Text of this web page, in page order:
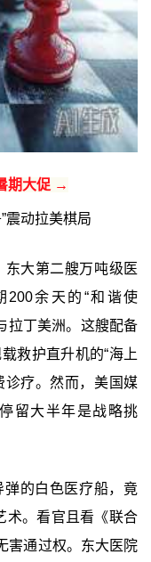
期大促 →
震动拉美棋局
大第二艘万吨级医
200余天的“和谐使
拉丁美洲。这艘配备
救护直升机的“海上
诊疗。然而，美国媒
留大半年是战略挑
的白色医疗船，竟
术。看官且看《联合
害通过权。东大医院